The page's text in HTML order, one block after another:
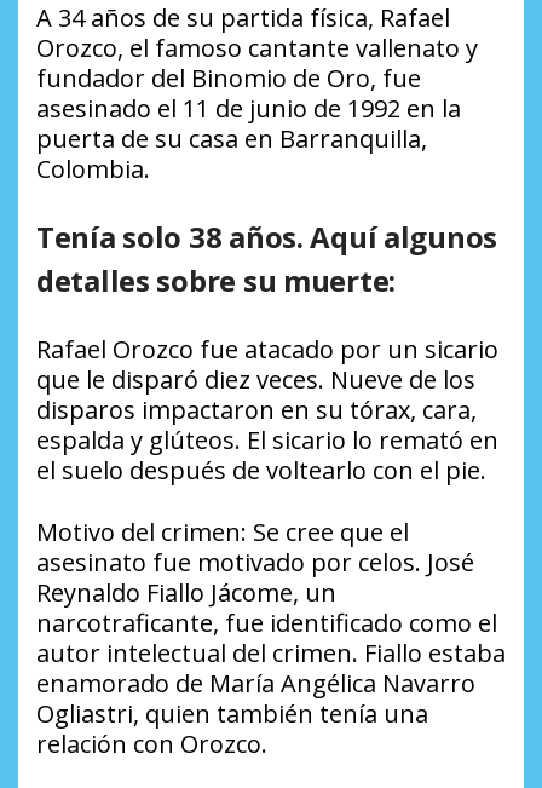
A 34 años de su partida física, Rafael
Orozco, el famoso cantante vallenato y
fundador del Binomio de Oro, fue
asesinado el 11 de junio de 1992 en la
puerta de su casa en Barranquilla,
Colombia.
Tenía solo 38 años. Aquí algunos
detalles sobre su muerte:
Rafael Orozco fue atacado por un sicario
que le disparó diez veces. Nueve de los
disparos impactaron en su tórax, cara,
espalda y glúteos. El sicario lo remató en
el suelo después de voltearlo con el pie.
Motivo del crimen: Se cree que el
asesinato fue motivado por celos. José
Reynaldo Fiallo Jácome, un
narcotraficante, fue identificado como el
autor intelectual del crimen. Fiallo estaba
enamorado de María Angélica Navarro
Ogliastri, quien también tenía una
relación con Orozco.